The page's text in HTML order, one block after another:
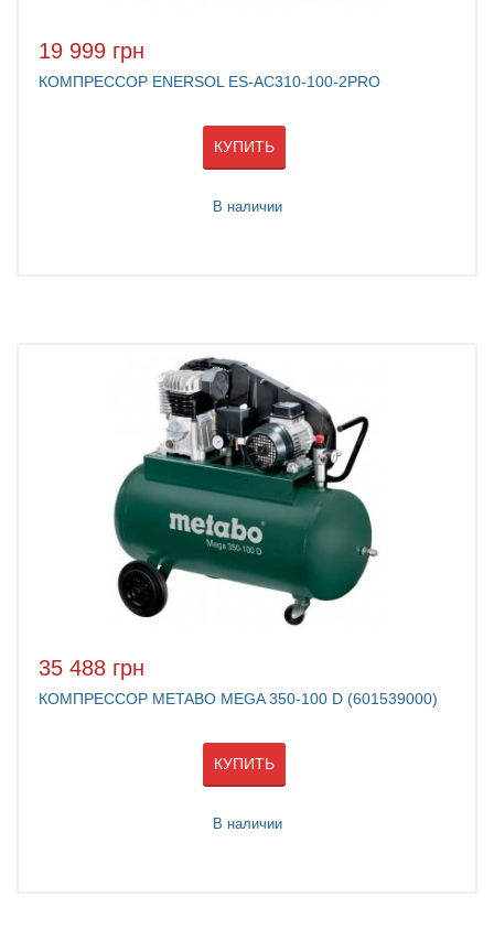
19 999 грн
КОМПРЕССОР ENERSOL ES-AC310-100-2PRO
КУПИТЬ
В наличии
35 488 грн
КОМПРЕССОР METABO MEGA 350-100 D (601539000)
КУПИТЬ
В наличии